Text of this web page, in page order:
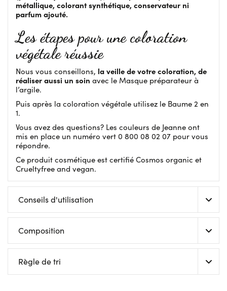
métallique, colorant synthétique, conservateur ni
parfum ajouté.
Les étapes pour une coloration
végétale réussie
Nous vous conseillons, la veille de votre coloration, de
réaliser aussi un soin avec le Masque préparateur à
l’argile.
Puis après la coloration végétale utilisez le Baume 2 en
1.
Vous avez des questions? Les couleurs de Jeanne ont
mis en place un numéro vert 0 800 08 02 07 pour vous
répondre.
Ce produit cosmétique est certifié Cosmos organic et
Crueltyfree and vegan.
Conseils d'utilisation
Composition
Règle de tri